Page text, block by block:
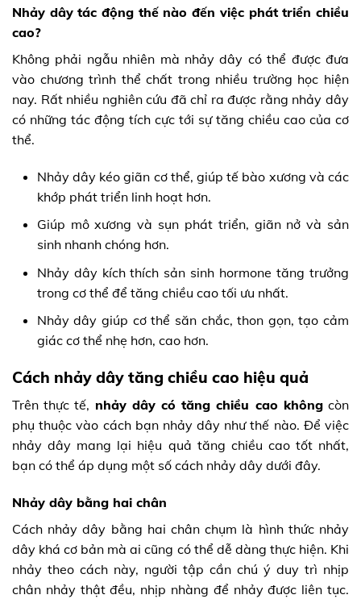
Nhảy dây tác động thế nào đến việc phát triển chiều
cao?
Không phải ngẫu nhiên mà nhảy dây có thể được đưa
vào chương trình thể chất trong nhiều trường học hiện
nay. Rất nhiều nghiên cứu đã chỉ ra được rằng nhảy dây
có những tác động tích cực tới sự tăng chiều cao của cơ
thể.
Nhảy dây kéo giãn cơ thể, giúp tế bào xương và các
khớp phát triển linh hoạt hơn.
Giúp mô xương và sụn phát triển, giãn nở và sản
sinh nhanh chóng hơn.
Nhảy dây kích thích sản sinh hormone tăng trưởng
trong cơ thể để tăng chiều cao tối ưu nhất.
Nhảy dây giúp cơ thể săn chắc, thon gọn, tạo cảm
giác cơ thể nhẹ hơn, cao hơn.
Cách nhảy dây tăng chiều cao hiệu quả
Trên thực tế, nhảy dây có tăng chiều cao khôngcòn
phụ thuộc vào cách bạn nhảy dây như thế nào. Để việc
nhảy dây mang lại hiệu quả tăng chiều cao tốt nhất,
bạn có thể áp dụng một số cách nhảy dây dưới đây.
Nhảy dây bằng hai chân
Cách nhảy dây bằng hai chân chụm là hình thức nhảy
dây khá cơ bản mà ai cũng có thể dễ dàng thực hiện. Khi
nhảy theo cách này, người tập cần chú ý duy trì nhịp
chân nhảy thật đều, nhịp nhàng để nhảy được liên tục.